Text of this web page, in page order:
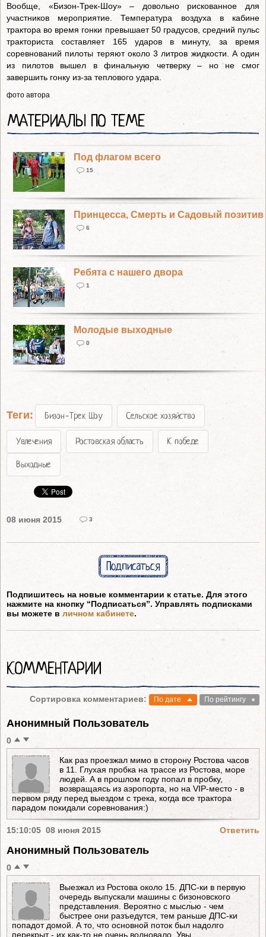
Вообще, «Бизон-Трек-Шоу» – довольно рискованное для
участников мероприятие. Температура воздуха в кабине
трактора во время гонки превышает 50 градусов, средний пульс
тракториста составляет 165 ударов в минуту, за время
соревнований пилоты теряют около 3 литров жидкости. А один
из пилотов вышел в финальную четверку – но не смог
завершить гонку из-за теплового удара.
фото автора
МАТЕРИАЛЫ ПО ТЕМЕ
Под флагом всего
15
Принцесса, Смерть и Садовый позитив
6
Ребята с нашего двора
1
Молодые выходные
0
Теги: Бизон-Трек Шоу Сельское хозяйство
Увлечения Ростовская область
К победе
Выходные
08 июня 2015 3
Подписаться
Подпишитесь на новые комментарии к статье. Для этого
нажмите на кнопку “Подписаться”. Управлять подписками
вы можете в личном кабинете.
КОММЕНТАРИИ
Сортировка комментариев: По дате По рейтингу
Анонимный Пользователь
0
Как раз проезжал мимо в сторону Ростова часов
в 11. Глухая пробка на трассе из Ростова, море
людей. А в прошлом году попал в пробку,
возвращаясь из аэропорта, но на VIP-место - в
первом ряду перед выездом с трека, когда все трактора
парадом покидали соревнования:)
15:10:05 08 июня 2015 Ответить
Анонимный Пользователь
0
Выезжал из Ростова около 15. ДПС-ки в первую
очередь выпускали машины с бизоновского
представления. Вероятно с мыслью - чем
быстрее они разъедутся, тем раньше ДПС-ки
попадот домой. А то, что основной поток был надолго
перекрыт - их как-то не очень волновало. Увы...